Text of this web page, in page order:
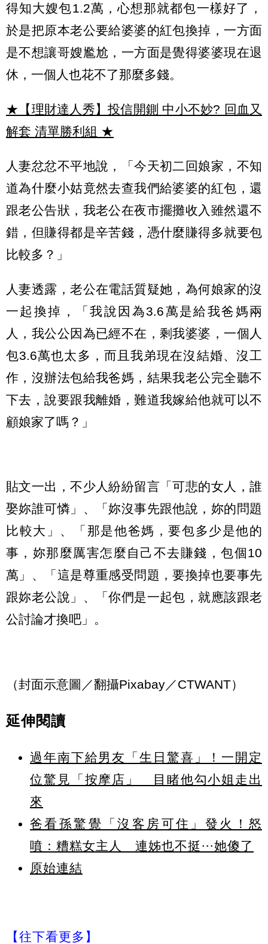
得知大嫂包1.2萬，心想那就都包一樣好了，
於是把原本老公要給婆婆的紅包換掉，一方面
是不想讓哥嫂尷尬，一方面是覺得婆婆現在退
休，一個人也花不了那麼多錢。
★【理財達人秀】投信開鍘 中小不妙? 回血又
解套 清單勝利組 ★
人妻忿忿不平地說，「今天初二回娘家，不知
道為什麼小姑竟然去查我們給婆婆的紅包，還
跟老公告狀，我老公在夜市擺攤收入雖然還不
錯，但賺得都是辛苦錢，憑什麼賺得多就要包
比較多？」
人妻透露，老公在電話質疑她，為何娘家的沒
一起換掉，「我說因為3.6萬是給我爸媽兩
人，我公公因為已經不在，剩我婆婆，一個人
包3.6萬也太多，而且我弟現在沒結婚、沒工
作，沒辦法包給我爸媽，結果我老公完全聽不
下去，說要跟我離婚，難道我嫁給他就可以不
顧娘家了嗎？」
貼文一出，不少人紛紛留言「可悲的女人，誰
娶妳誰可憐」、「妳沒事先跟他說，妳的問題
比較大」、「那是他爸媽，要包多少是他的
事，妳那麼厲害怎麼自己不去賺錢，包個10
萬」、「這是尊重感受問題，要換掉也要事先
跟妳老公說」、「你們是一起包，就應該跟老
公討論才換吧」。
（封面示意圖／翻攝Pixabay／CTWANT）
延伸閱讀
過年南下給男友「生日驚喜」！一開定
位驚見「按摩店」 目睹他勾小姐走出
來
爸看孫驚覺「沒客房可住」發火！怒
噴：糟糕女主人 連姊也不挺⋯她傻了
原始連結
【往下看更多】